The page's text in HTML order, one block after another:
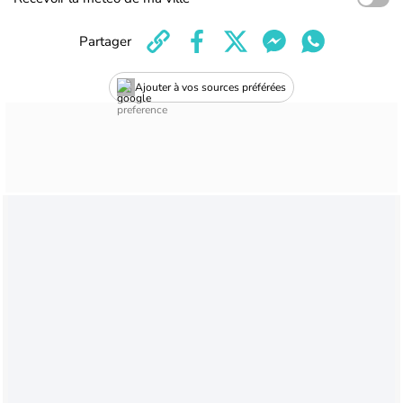
Ajouter à vos sources préférées
Partager